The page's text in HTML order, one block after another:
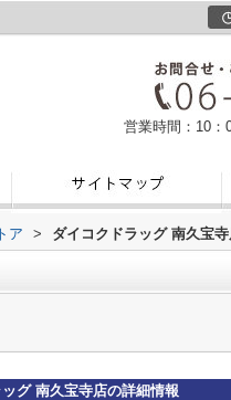
営業時間：10：
ア > ダイコクドラッグ 南久宝
グ 南久宝寺店の詳細情報